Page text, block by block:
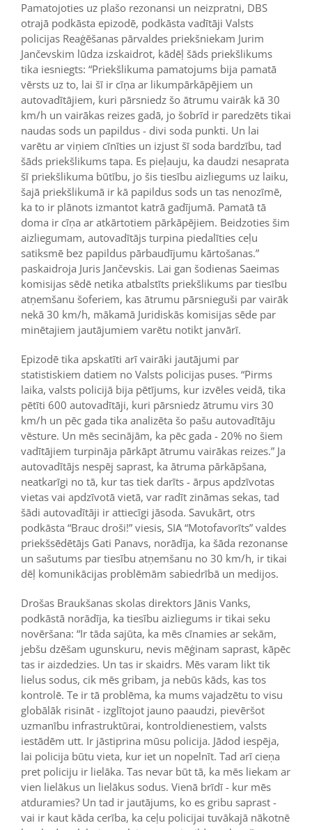
Pamatojoties uz plašo rezonansi un neizpratni, DBS
otrajā podkāsta epizodē, podkāsta vadītāji Valsts
policijas Reaģēšanas pārvaldes priekšniekam Jurim
Jančevskim lūdza izskaidrot, kādēļ šāds priekšlikums
tika iesniegts: “Priekšlikuma pamatojums bija pamatā
vērsts uz to, lai šī ir cīņa ar likumpārkāpējiem un
autovadītājiem, kuri pārsniedz šo ātrumu vairāk kā 30
km/h un vairākas reizes gadā, jo šobrīd ir paredzēts tikai
naudas sods un papildus - divi soda punkti. Un lai
varētu ar viņiem cīnīties un izjust šī soda bardzību, tad
šāds priekšlikums tapa. Es pieļauju, ka daudzi nesaprata
šī priekšlikuma būtību, jo šis tiesību aizliegums uz laiku,
šajā priekšlikumā ir kā papildus sods un tas nenozīmē,
ka to ir plānots izmantot katrā gadījumā. Pamatā tā
doma ir cīņa ar atkārtotiem pārkāpējiem. Beidzoties šim
aizliegumam, autovadītājs turpina piedalīties ceļu
satiksmē bez papildus pārbaudījumu kārtošanas.”
paskaidroja Juris Jančevskis. Lai gan šodienas Saeimas
komisijas sēdē netika atbalstīts priekšlikums par tiesību
atņemšanu šoferiem, kas ātrumu pārsnieguši par vairāk
nekā 30 km/h, mākamā Juridiskās komisijas sēde par
minētajiem jautājumiem varētu notikt janvārī.
Epizodē tika apskatīti arī vairāki jautājumi par
statistiskiem datiem no Valsts policijas puses. “Pirms
laika, valsts policijā bija pētījums, kur izvēles veidā, tika
pētīti 600 autovadītāji, kuri pārsniedz ātrumu virs 30
km/h un pēc gada tika analizēta šo pašu autovadītāju
vēsture. Un mēs secinājām, ka pēc gada - 20% no šiem
vadītājiem turpināja pārkāpt ātrumu vairākas reizes.” Ja
autovadītājs nespēj saprast, ka ātruma pārkāpšana,
neatkarīgi no tā, kur tas tiek darīts - ārpus apdzīvotas
vietas vai apdzīvotā vietā, var radīt zināmas sekas, tad
šādi autovadītāji ir attiecīgi jāsoda. Savukārt, otrs
podkāsta “Brauc droši!” viesis, SIA “Motofavorīts” valdes
priekšsēdētājs Gati Panavs, norādīja, ka šāda rezonanse
un sašutums par tiesību atņemšanu no 30 km/h, ir tikai
dēļ komunikācijas problēmām sabiedrībā un medijos.
Drošas Braukšanas skolas direktors Jānis Vanks,
podkāstā norādīja, ka tiesību aizliegums ir tikai seku
novēršana: “Ir tāda sajūta, ka mēs cīnamies ar sekām,
jebšu dzēšam ugunskuru, nevis mēģinam saprast, kāpēc
tas ir aizdedzies. Un tas ir skaidrs. Mēs varam likt tik
lielus sodus, cik mēs gribam, ja nebūs kāds, kas tos
kontrolē. Te ir tā problēma, ka mums vajadzētu to visu
globālāk risināt - izglītojot jauno paaudzi, pievēršot
uzmanību infrastruktūrai, kontroldienestiem, valsts
iestādēm utt. Ir jāstiprina mūsu policija. Jādod iespēja,
lai policija būtu vieta, kur iet un nopelnīt. Tad arī cieņa
pret policiju ir lielāka. Tas nevar būt tā, ka mēs liekam ar
vien lielākus un lielākus sodus. Vienā brīdī - kur mēs
atduramies? Un tad ir jautājums, ko es gribu saprast -
vai ir kaut kāda cerība, ka ceļu policijai tuvākajā nākotnē